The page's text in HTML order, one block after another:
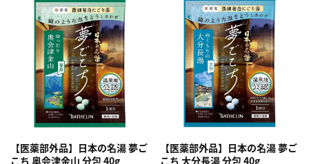
【医薬部外品】日本の名湯 夢ご
こち 奥会津金山 分包 40g
【医薬部外品】日本の名湯 夢ご
こち 大分長湯 分包 40g